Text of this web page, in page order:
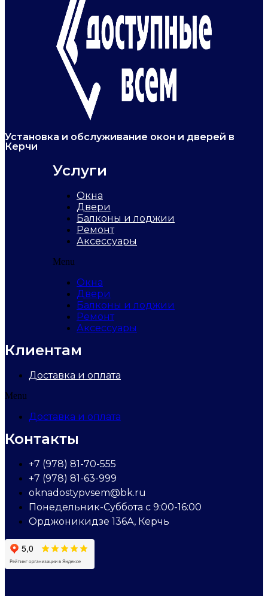
Установка и обслуживание окон и дверей в
Керчи
Услуги
Окна
Двери
Балконы и лоджии
Ремонт
Аксессуары
Menu
Окна
Двери
Балконы и лоджии
Ремонт
Аксессуары
Клиентам
Доставка и оплата
Menu
Доставка и оплата
Контакты
+7 (978) 81-70-555
+7 (978) 81-63-999
oknadostypvsem@bk.ru
Понедельник-Суббота с 9:00-16:00
Орджоникидзе 136А, Керчь